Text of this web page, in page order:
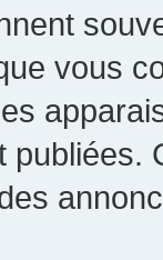
vous
publiées.